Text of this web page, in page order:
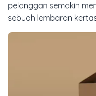
pelanggan semakin
sebuah lembaran